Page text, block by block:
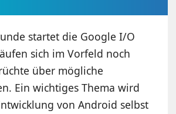
startet die Google I/O
sich im Vorfeld noch
über mögliche
Ein wichtiges Thema wird
von Android selbst